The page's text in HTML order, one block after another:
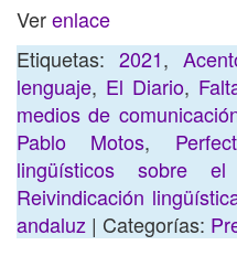
Verenlace
Etiquetas: 2021,
lenguaje, El Diario,
medios de
Pablo Motos,
lingüísticos sobre el
Reivindicación
andaluz | Categorías: